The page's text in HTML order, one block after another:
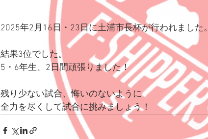
2025年2月16日・23日に土浦市長杯が行われました。
結果3位でした。
5・6年生、2日間頑張りました！
残り少ない試合、悔いのないように
全力を尽くして試合に挑みましょう！